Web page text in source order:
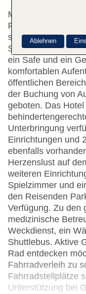
Mehrsprachiges
Französisch) an
steht zur Seite
Serviceleistungen
ein Safe und ein
komfortablen
öffentlichen
der Buchung von
geboten. Das
Unterbringung
Einrichtungen und
ebenfalls
Herzenslust auf
weiteren
Spielzimmer und
den Reisenden
Verfügung. Zu den
medizinische
Weckdienst, ein
Shuttlebus. Aktive
Rad entdecken
Fahrradverleih zu
Fahrradstellplätze
Unterstützung bei
Ablehnen